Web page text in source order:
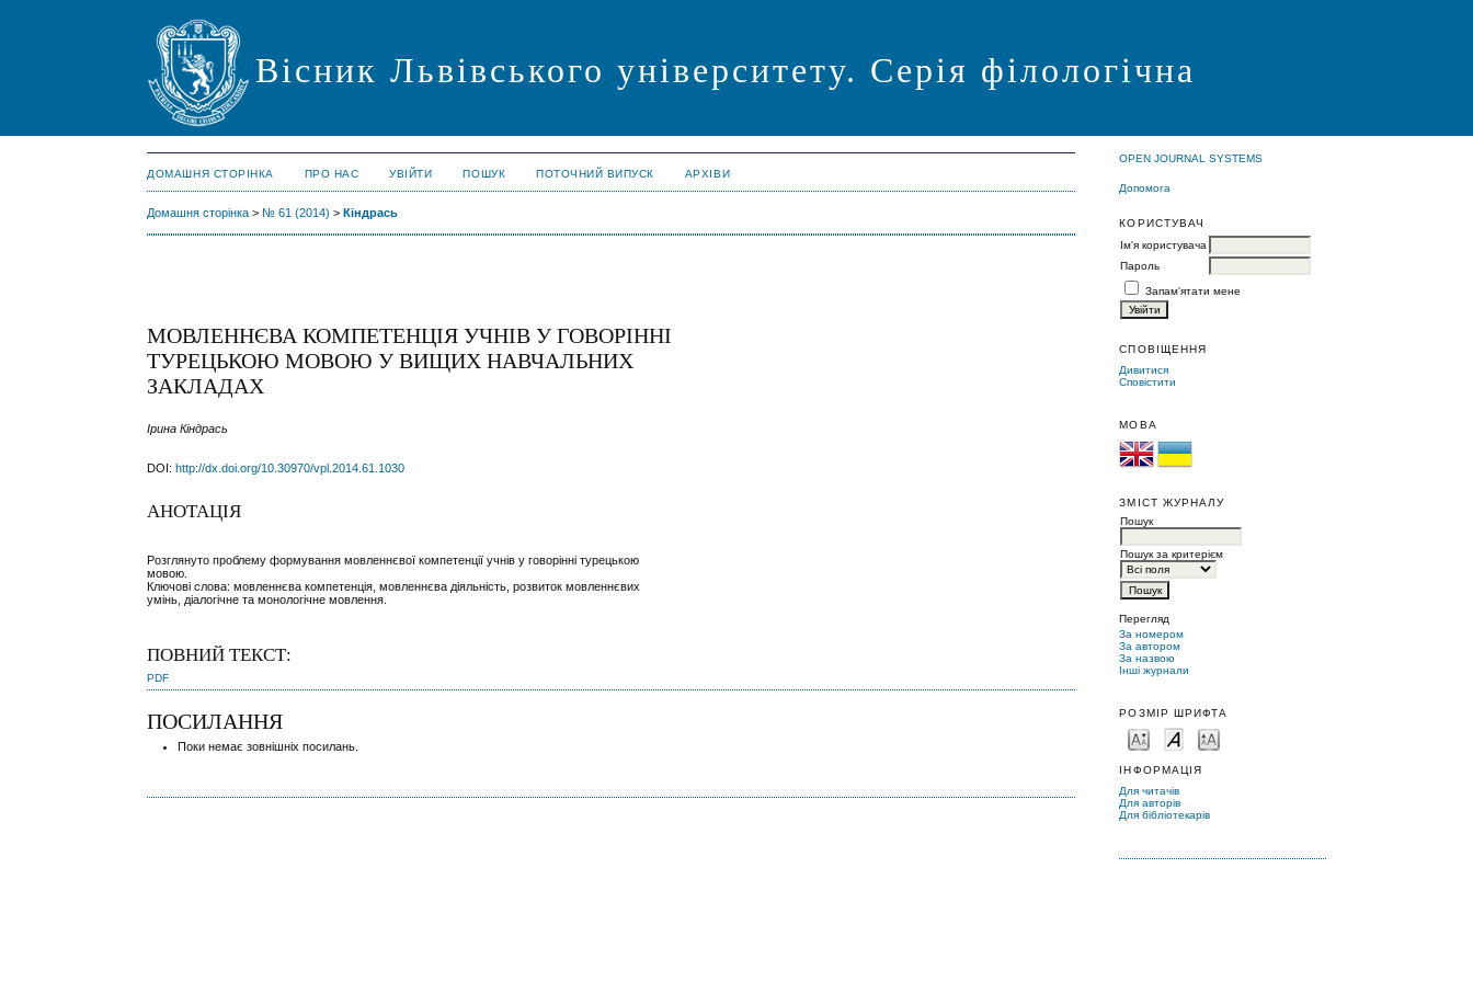
Вісник Львівського університету. Серія філологічна
OPEN JOURNAL SYSTEMS
Допомога
КОРИСТУВАЧ
Ім'я користувача
Пароль
Запам'ятати мене
СПОВІЩЕННЯ
Дивитися
Сповістити
МОВА
ЗМІСТ ЖУРНАЛУ
Пошук
Пошук за критерієм
Перегляд
За номером
За автором
За назвою
Інші журнали
РОЗМІР ШРИФТА
ІНФОРМАЦІЯ
Для читачів
Для авторів
Для бібліотекарів
ДОМАШНЯ СТОРІНКА ПРО НАС УВІЙТИ ПОШУК ПОТОЧНИЙ ВИПУСК АРХІВИ
Домашня сторінка > № 61 (2014) >Кіндрась
МОВЛЕННЄВА КОМПЕТЕНЦІЯ УЧНІВ У ГОВОРІННІ
ТУРЕЦЬКОЮ МОВОЮ У ВИЩИХ НАВЧАЛЬНИХ
ЗАКЛАДАХ
Ірина Кіндрась
DOI:http://dx.doi.org/10.30970/vpl.2014.61.1030
АНОТАЦІЯ
Розглянуто проблему формування мовленнєвої компетенції учнів у говорінні турецькою
мовою.
Ключові слова: мовленнєва компетенція, мовленнєва діяльність, розвиток мовленнєвих
умінь, діалогічне та монологічне мовлення.
ПОВНИЙ ТЕКСТ:
PDF
ПОСИЛАННЯ
Поки немає зовнішніх посилань.